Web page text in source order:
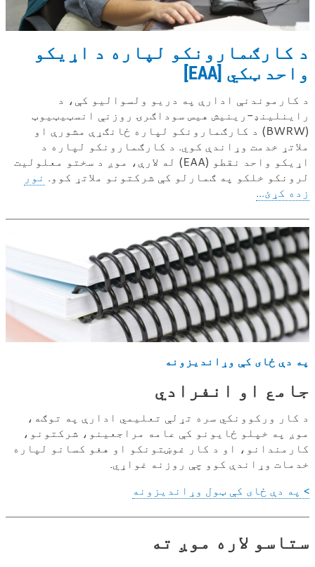
د کارګمارونکو لپاره د اړیکو
واحد ټکي [EAA]
د کارموندنې ادارې په دریو ولسوالیو کې، د
راینلینډ-رینیش هیس سوداګرۍ روزنې انسټیټیوټ
(BWRW) د کارګمارونکو لپاره ځانګړې مشورې او
ملاتړ خدمت وړاندې کوي. د کارګمارونکو لپاره د
اړیکو واحد نقطو (EAA) له لارې، موږ د سختو معلولیت
لرونکو خلکو په ګمارلو کې شرکتونو ملاتړ کوو. نور
زده کړئ...
په دې ځای کې وړاندیزونه
جامع او انفرادي
د کار ورکوونکي سره تړلې تعلیمي ادارې په توګه،
موږ په خپلو ځایونو کې عامه مراجعینو، شرکتونو،
کارمندانو، او د کار غوښتونکو او هغو کسانو لپاره
خدمات وړاندې کوو چې روزنه غواړي.
> په دې ځای کې ټول وړاندیزونه
ستاسو لاره موږ ته